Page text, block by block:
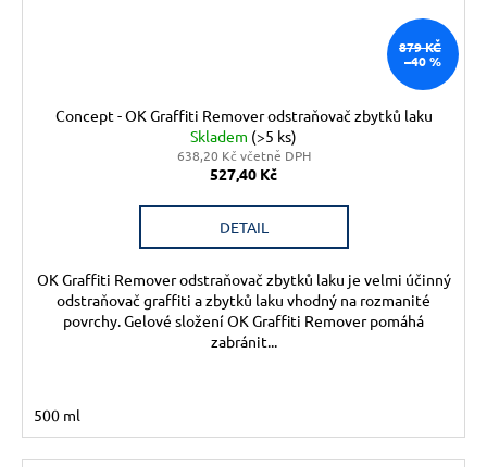
879 KČ
–40 %
Concept - OK Graffiti Remover odstraňovač zbytků laku
Skladem (>5 ks)
638,20 Kč včetně DPH
527,40 Kč
DETAIL
OK Graffiti Remover odstraňovač zbytků laku je velmi účinný
odstraňovač graffiti a zbytků laku vhodný na rozmanité
povrchy. Gelové složení OK Graffiti Remover pomáhá
zabránit...
500 ml